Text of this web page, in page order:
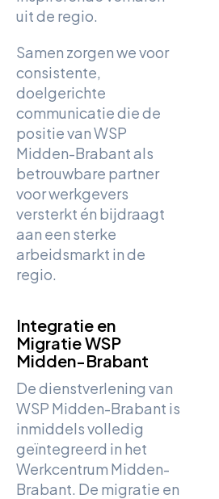
uit de regio.
Samen zorgen we voor
consistente,
doelgerichte
communicatie die de
positie van WSP
Midden-Brabant als
betrouwbare partner
voor werkgevers
versterkt én bijdraagt
aan een sterke
arbeidsmarkt in de
regio.
Integratie en
Migratie WSP
Midden-Brabant
De dienstverlening van
WSP Midden-Brabant is
inmiddels volledig
geïntegreerd in het
Werkcentrum Midden-
Brabant. De migratie en